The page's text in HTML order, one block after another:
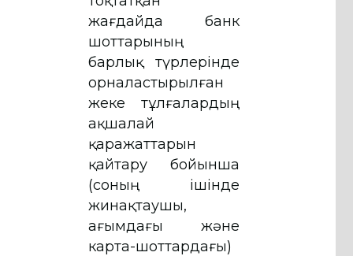
жағдайда банк
шоттарының
барлық түрлерінде
орналастырылған
жеке тұлғалардың
ақшалай
қаражаттарын
қайтару бойынша
(соның ішінде
жинақтаушы,
ағымдағы және
карта-шоттардағы)